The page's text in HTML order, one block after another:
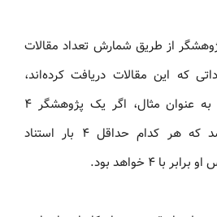
از طریق شمارش تعداد مقالات
که این مقالات دریافت کرده‌اند،
محاسبه می‌شود. به عنوان مثال، اگر یک پژوهشگر ۴
مقاله داشته باشد که هر کدام حداقل ۴ بار استناد
با ۴ خواهد بود.